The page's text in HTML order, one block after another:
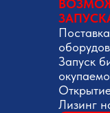
Запуск
Лизинг